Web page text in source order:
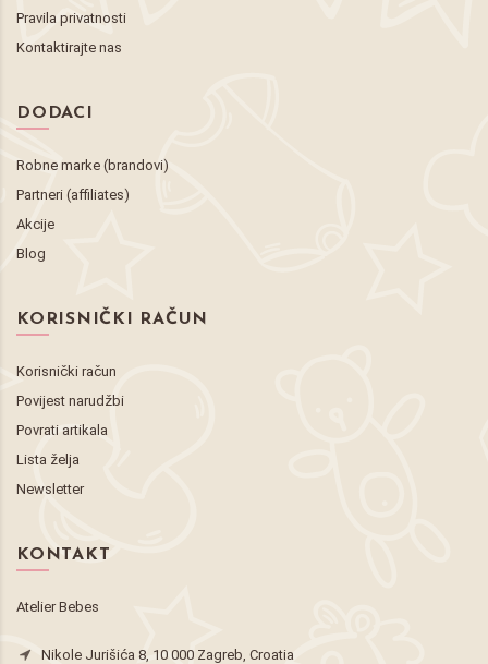
Pravila privatnosti
Kontaktirajte nas
DODACI
Robne marke (brandovi)
Partneri (affiliates)
Akcije
Blog
KORISNIČKI RAČUN
Korisnički račun
Povijest narudžbi
Povrati artikala
Lista želja
Newsletter
KONTAKT
Atelier Bebes
Nikole Jurišića 8, 10 000 Zagreb, Croatia